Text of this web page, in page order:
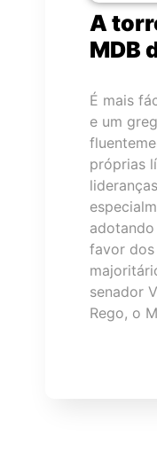
A
MDB
É mais
e um
próprias
favor
senador
Rego, o